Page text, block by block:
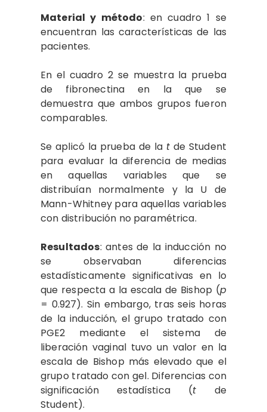
Material y método: en cuadro 1 se
encuentran las características de las
pacientes.
En el cuadro 2 se muestra la prueba
de fibronectina en la que se
demuestra que ambos grupos fueron
comparables.
Se aplicó la prueba de la t de Student
para evaluar la diferencia de medias
en aquellas variables que se
distribuían normalmente y la U de
Mann-Whitney para aquellas variables
con distribución no paramétrica.
Resultados: antes de la inducción no
se observaban diferencias
estadísticamente significativas en lo
que respecta a la escala de Bishop (p
= 0.927). Sin embargo, tras seis horas
de la inducción, el grupo tratado con
PGE2 mediante el sistema de
liberación vaginal tuvo un valor en la
escala de Bishop más elevado que el
grupo tratado con gel. Diferencias con
significación estadística (t de
Student).